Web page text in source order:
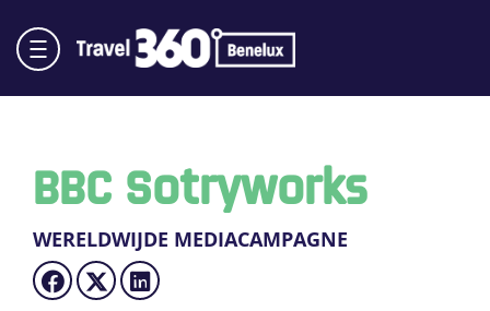
BBC Sotryworks
WERELDWIJDE MEDIACAMPAGNE